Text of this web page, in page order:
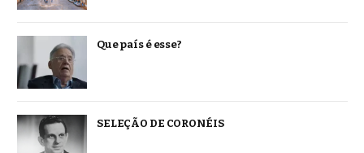
Que país é esse?
SELEÇÃO DE CORONÉIS